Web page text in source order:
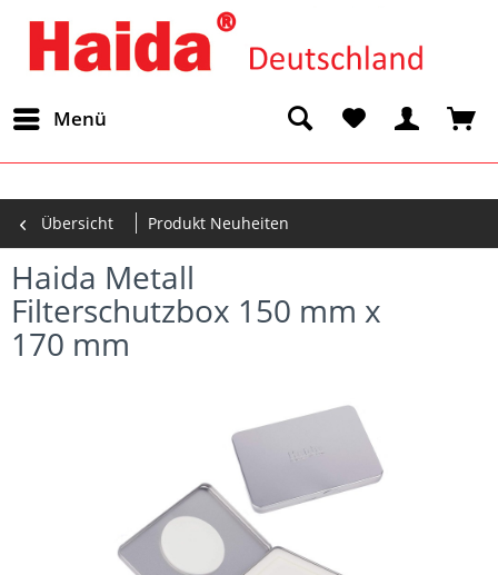
Menü
Übersicht Produkt Neuheiten
Haida Metall
Filterschutzbox 150 mm x
170 mm